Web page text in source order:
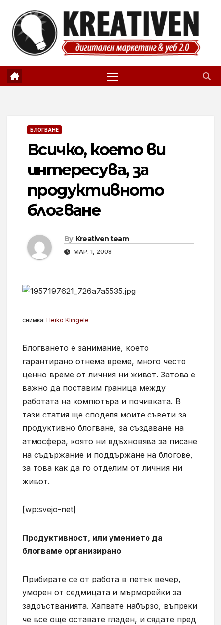
content
БЛОГВАНЕ
Всичко, което ви
интересува, за
продуктивното
блогване
By Kreativen team
МАР. 1, 2008
снимка: Heiko Klingele
Блогването е занимание, което
гарантирано отнема време, много често
ценно време от личния ни живот. Затова е
важно да поставим граница между
работата на компютъра и почивката. В
тази статия ще споделя моите съвети за
продуктивно блогване, за създаване на
атмосфера, която ни вдъхновява за писане
на съдържание и поддържане на блогове,
за това как да го отделим от личния ни
живот.
[wp:svejo-net]
Продуктивност, или умението да
блогваме организирано
Прибирате се от работа в петък вечер,
уморен от седмицата и мърморейки за
задръстванията. Хапвате набързо, въпреки
че все още оставате гладен, и сядате пред